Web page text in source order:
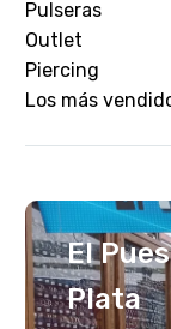
Pulseras
Outlet
Piercing
Los más
El
Plata